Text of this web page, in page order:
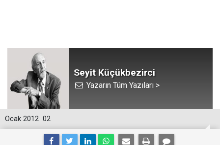
Seyit Küçükbezirci
Yazarın Tüm Yazıları >
02
Ocak 2012